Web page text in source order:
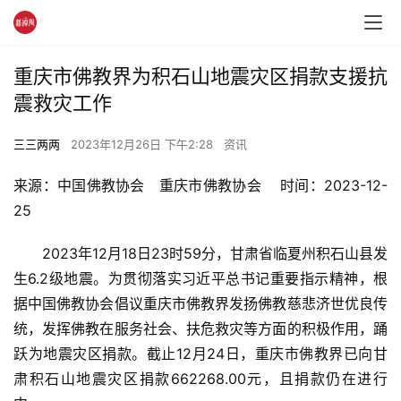
重庆市佛教界为积石山地震灾区捐款支援抗
震救灾工作
三三两两 2023年12月26日 下午2:28 资讯
来源：中国佛教协会   重庆市佛教协会    时间：2023-12-
25
2023年12月18日23时59分，甘肃省临夏州积石山县发
生6.2级地震。为贯彻落实习近平总书记重要指示精神，根
据中国佛教协会倡议重庆市佛教界发扬佛教慈悲济世优良传
统，发挥佛教在服务社会、扶危救灾等方面的积极作用，踊
跃为地震灾区捐款。截止12月24日，重庆市佛教界已向甘
肃积石山地震灾区捐款662268.00元，且捐款仍在进行